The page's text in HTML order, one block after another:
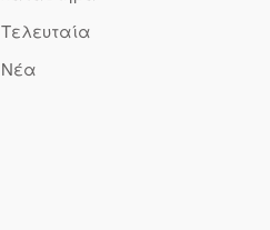
Τελευταία
Νέα